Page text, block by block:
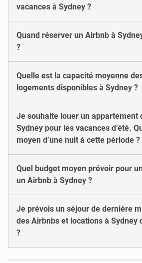
vacances à Sydney ?
Quand réserver un Airbnb à
?
Quelle est la capacité moyenne
logements disponibles à Sydney ?
Je souhaite louer un appartement
Sydney pour les vacances d’été.
moyen d’une nuit à cette période ?
Quel budget moyen prévoir pour
un Airbnb à Sydney ?
Je prévois un séjour de dernière
des Airbnbs et locations à Sydney
?